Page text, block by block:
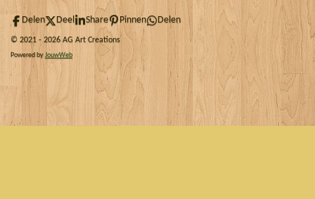
Delen Deel Share Pinnen Delen
© 2021 - 2026 AG Art Creations
Powered byJouwWeb